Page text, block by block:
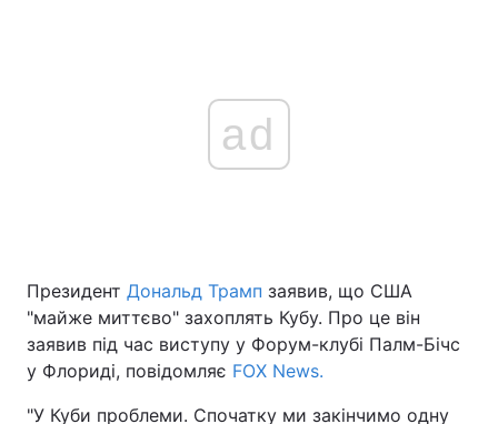
ad
Президент Дональд Трамп заявив, що США
"майже миттєво" захоплять Кубу. Про це він
заявив під час виступу у Форум-клубі Палм-Бічс
у Флориді, повідомляє FOX News.
"У Куби проблеми. Спочатку ми закінчимо одну